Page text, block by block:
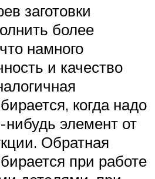
заготовки
более
намного
и качество
когда надо
нибудь элемент от
Обратная
при работе